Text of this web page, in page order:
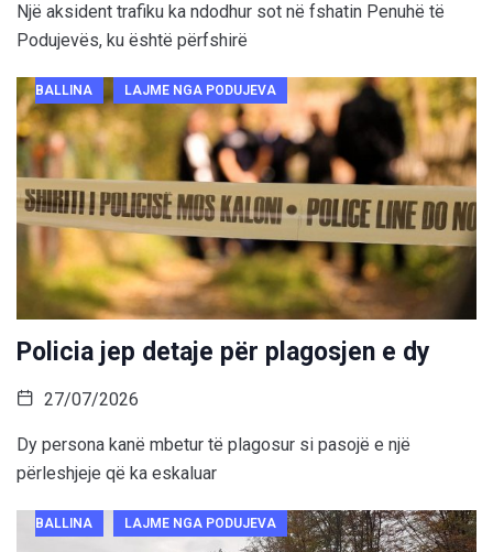
Një aksident trafiku ka ndodhur sot në fshatin Penuhë të
Podujevës, ku është përfshirë
BALLINA LAJME NGA PODUJEVA
Policia jep detaje për plagosjen e dy
27/07/2026
Dy persona kanë mbetur të plagosur si pasojë e një
përleshjeje që ka eskaluar
BALLINA LAJME NGA PODUJEVA